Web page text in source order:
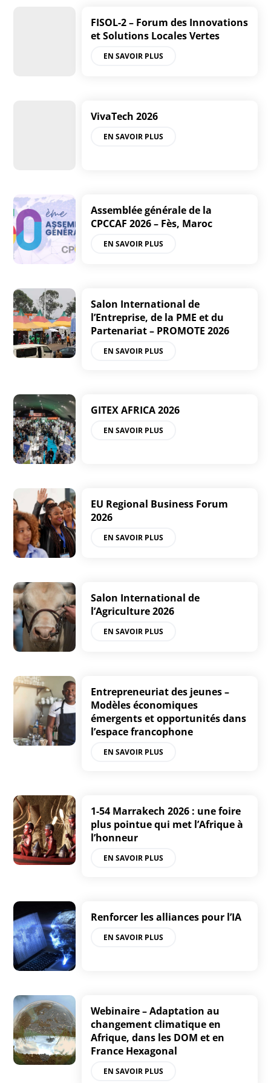
FISOL-2 – Forum des Innovations
et Solutions Locales Vertes
EN SAVOIR PLUS
VivaTech 2026
EN SAVOIR PLUS
Assemblée générale de la
CPCCAF 2026 – Fès, Maroc
EN SAVOIR PLUS
Salon International de
l’Entreprise, de la PME et du
Partenariat – PROMOTE 2026
EN SAVOIR PLUS
GITEX AFRICA 2026
EN SAVOIR PLUS
EU Regional Business Forum
2026
EN SAVOIR PLUS
Salon International de
l’Agriculture 2026
EN SAVOIR PLUS
Entrepreneuriat des jeunes –
Modèles économiques
émergents et opportunités dans
l’espace francophone
EN SAVOIR PLUS
1-54 Marrakech 2026 : une foire
plus pointue qui met l’Afrique à
l’honneur
EN SAVOIR PLUS
Renforcer les alliances pour l’IA
EN SAVOIR PLUS
Webinaire – Adaptation au
changement climatique en
Afrique, dans les DOM et en
France Hexagonal
EN SAVOIR PLUS